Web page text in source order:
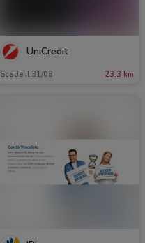
UniCredit
Scade il 31/08 23.3 km